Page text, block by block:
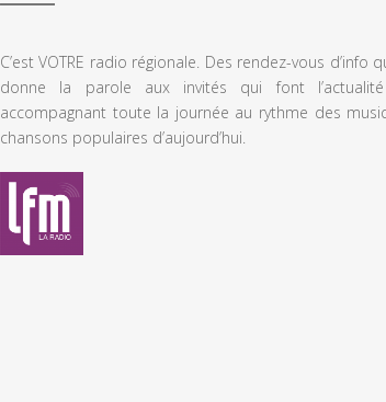
C’est VOTRE radio régionale. Des rendez-vous
donne la parole aux invités qui font
accompagnant toute la journée au rythme des
chansons populaires d’aujourd’hui.